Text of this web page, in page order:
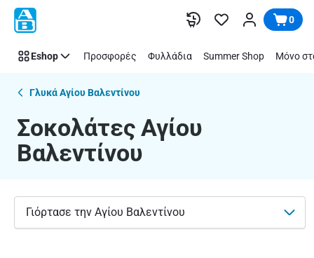
Παράλειψη
Σοκολάτες
Αγίου
Βασιλόπουλος
0
Eshop Προσφορές Φυλλάδια Summer Shop Μόνο
Γλυκά Αγίου Βαλεντίνου
Σοκολάτες Αγίου
Βαλεντίνου
Γιόρτασε την Αγίου Βαλεντίνου